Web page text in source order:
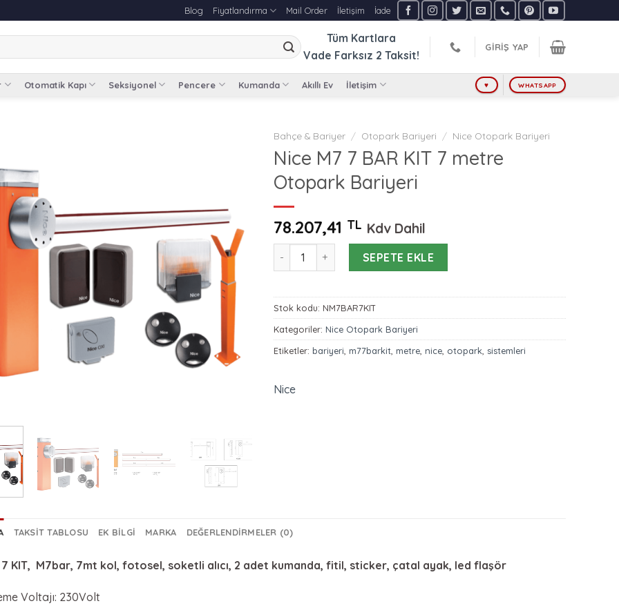
Blog Fiyatlandırma Mail Order İletişim İade
Tüm Kartlara
Vade Farksız 2 Taksit!
GIRIŞ YAP
Otomatik Kapı Seksiyonel Pencere Kumanda Akıllı Ev İletişim ♥ WHATSAPP
Bahçe & Bariyer / Otopark Bariyeri / Nice Otopark Bariyeri
Nice M7 7 BAR KIT 7 metre
Otopark Bariyeri
78.207,41 TL Kdv Dahil
Nice M7 7 BAR KIT 7 metre Otopark Bariyeri adet
SEPETE EKLE
Stok kodu: NM7BAR7KIT
Kategoriler: Nice Otopark Bariyeri
Etiketler: bariyeri m77barkit metre, nice, otopark sistemleri
Nice
TAKSIT TABLOSU EK BILGI MARKA DEĞERLENDIRMELER (0)
7 KIT, M7bar, 7mt kol, fotosel, soketli alıcı, 2 adet kumanda, fitil, sticker, çatal ayak, led flaşör
Voltajı: 230Volt